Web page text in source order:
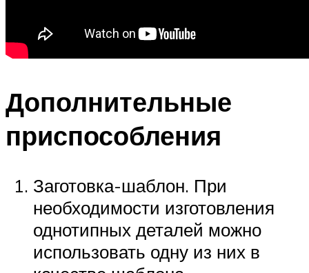
Дополнительные
приспособления
Заготовка-шаблон. При
необходимости изготовления
однотипных деталей можно
использовать одну из них в